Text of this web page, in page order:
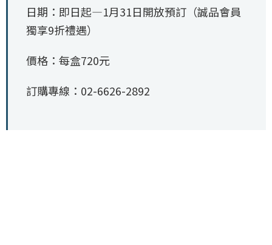
日期：即日起—1月31日開放預訂（誠品會員
獨享9折禮遇）
價格：每盒720元
訂購專線：02-6626-2892